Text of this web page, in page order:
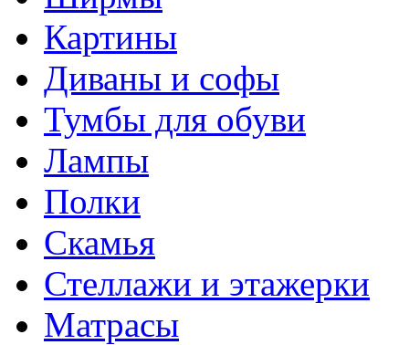
Картины
Диваны и софы
Тумбы для обуви
Лампы
Полки
Скамья
Стеллажи и этажерки
Матрасы